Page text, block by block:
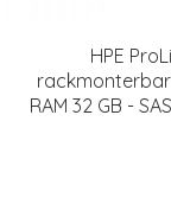
HPE
rackmonterbar
RAM 32 GB -